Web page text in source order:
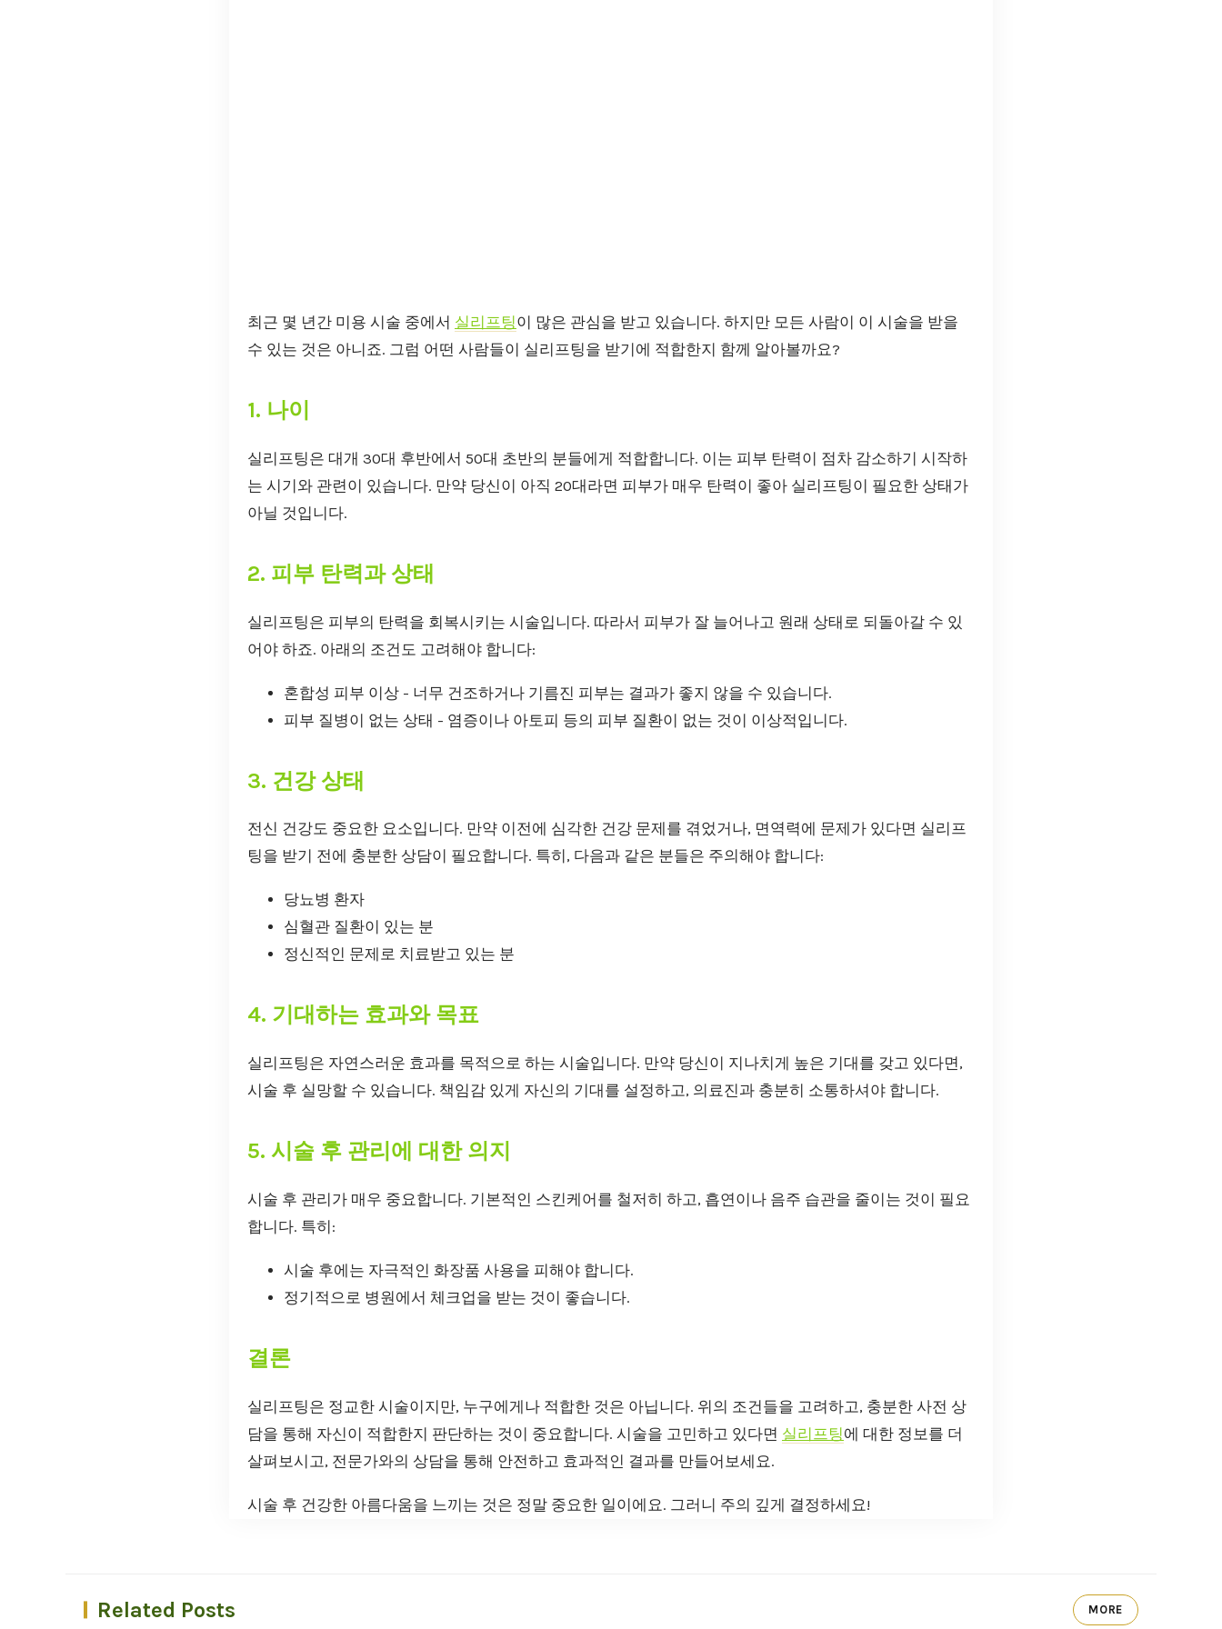
최근 몇 년간 미용 시술 중에서 실리프팅이 많은 관심을 받고 있습니다. 하지만 모든 사람이 이 시술을 받을
수 있는 것은 아니죠. 그럼 어떤 사람들이 실리프팅을 받기에 적합한지 함께 알아볼까요?
1. 나이
실리프팅은 대개 30대 후반에서 50대 초반의 분들에게 적합합니다. 이는 피부 탄력이 점차 감소하기 시작하
는 시기와 관련이 있습니다. 만약 당신이 아직 20대라면 피부가 매우 탄력이 좋아 실리프팅이 필요한 상태가
아닐 것입니다.
2. 피부 탄력과 상태
실리프팅은 피부의 탄력을 회복시키는 시술입니다. 따라서 피부가 잘 늘어나고 원래 상태로 되돌아갈 수 있
어야 하죠. 아래의 조건도 고려해야 합니다:
혼합성 피부 이상 - 너무 건조하거나 기름진 피부는 결과가 좋지 않을 수 있습니다.
피부 질병이 없는 상태 - 염증이나 아토피 등의 피부 질환이 없는 것이 이상적입니다.
3. 건강 상태
전신 건강도 중요한 요소입니다. 만약 이전에 심각한 건강 문제를 겪었거나, 면역력에 문제가 있다면 실리프
팅을 받기 전에 충분한 상담이 필요합니다. 특히, 다음과 같은 분들은 주의해야 합니다:
당뇨병 환자
심혈관 질환이 있는 분
정신적인 문제로 치료받고 있는 분
4. 기대하는 효과와 목표
실리프팅은 자연스러운 효과를 목적으로 하는 시술입니다. 만약 당신이 지나치게 높은 기대를 갖고 있다면,
시술 후 실망할 수 있습니다. 책임감 있게 자신의 기대를 설정하고, 의료진과 충분히 소통하셔야 합니다.
5. 시술 후 관리에 대한 의지
시술 후 관리가 매우 중요합니다. 기본적인 스킨케어를 철저히 하고, 흡연이나 음주 습관을 줄이는 것이 필요
합니다. 특히:
시술 후에는 자극적인 화장품 사용을 피해야 합니다.
정기적으로 병원에서 체크업을 받는 것이 좋습니다.
결론
실리프팅은 정교한 시술이지만, 누구에게나 적합한 것은 아닙니다. 위의 조건들을 고려하고, 충분한 사전 상
담을 통해 자신이 적합한지 판단하는 것이 중요합니다. 시술을 고민하고 있다면 실리프팅에 대한 정보를 더
살펴보시고, 전문가와의 상담을 통해 안전하고 효과적인 결과를 만들어보세요.
시술 후 건강한 아름다움을 느끼는 것은 정말 중요한 일이에요. 그러니 주의 깊게 결정하세요!
Related Posts MORE